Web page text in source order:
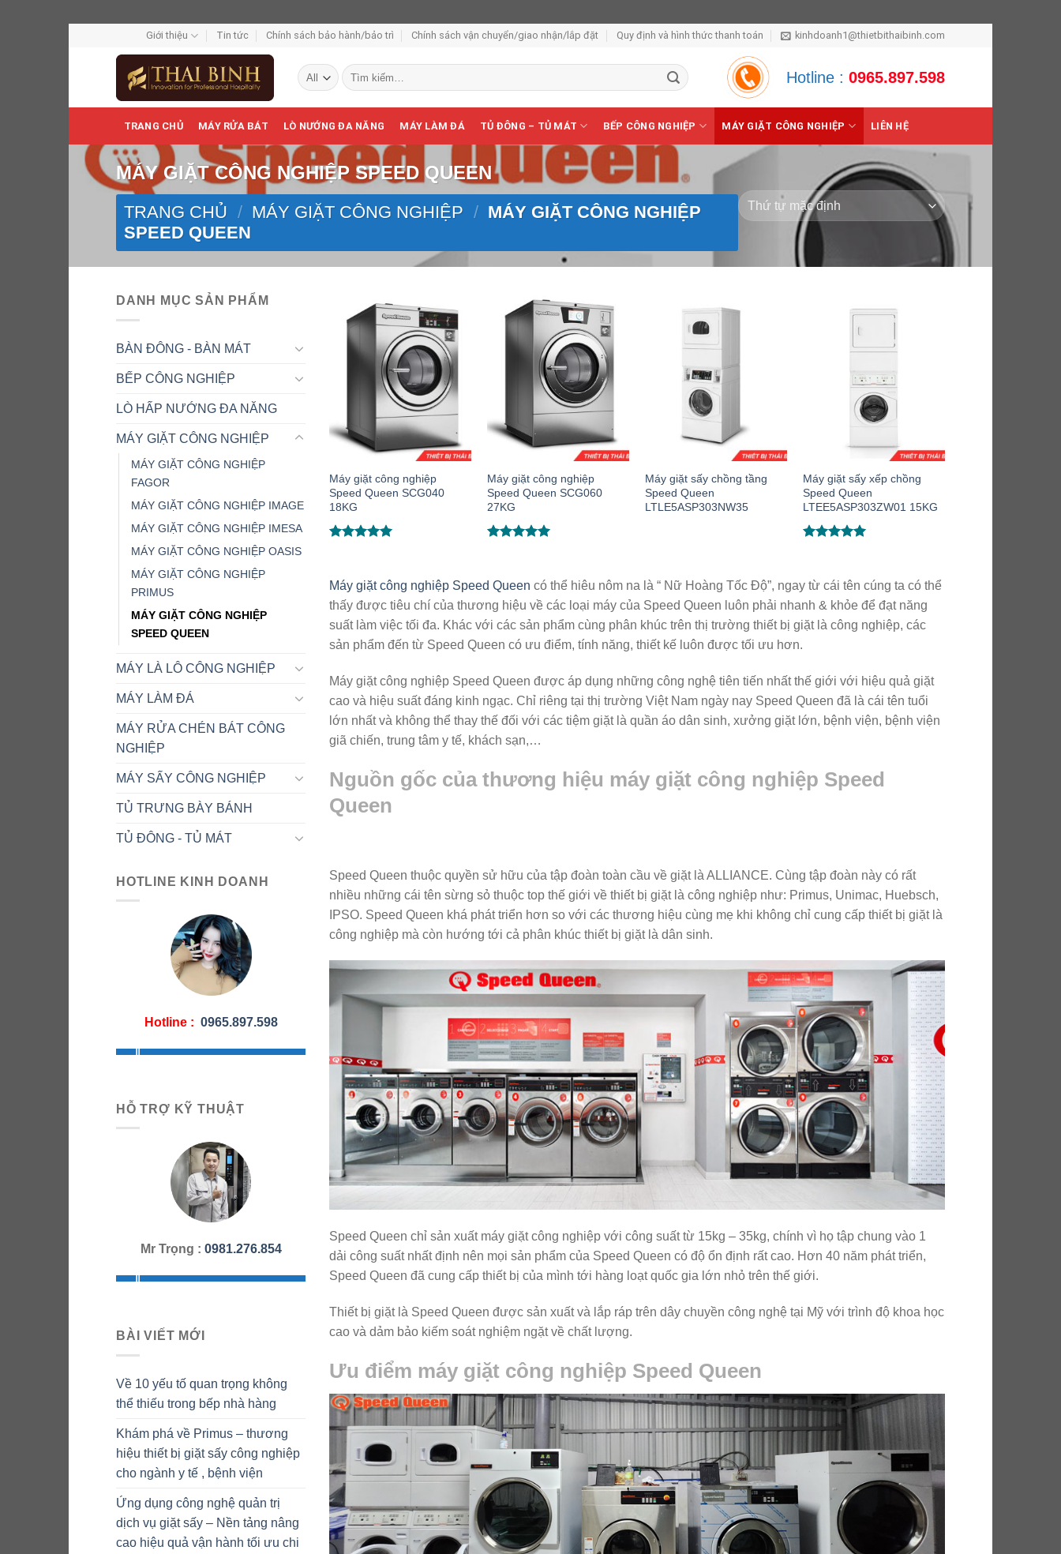
Giới thiệu Tin tức Chính sách bảo hành/bảo trì Chính sách vận chuyển/giao nhận/lắp đặt Quy định và hình thức thanh toán kinhdoanh1@thietbithaibinh.com
Tìm
kiếm:
Hotline : 0965.897.598
TRANG CHỦ MÁY RỬA BÁT LÒ NƯỚNG ĐA NĂNG MÁY LÀM ĐÁ TỦ ĐÔNG – TỦ MÁT BẾP CÔNG NGHIỆP MÁY GIẶT CÔNG NGHIỆP LIÊN HỆ
MÁY GIẶT CÔNG NGHIỆP SPEED QUEEN
TRANG CHỦ / MÁY GIẶT CÔNG NGHIỆP / MÁY GIẶT CÔNG NGHIỆP
SPEED QUEEN
DANH MỤC SẢN PHẨM
BÀN ĐÔNG - BÀN MÁT
BẾP CÔNG NGHIỆP
LÒ HẤP NƯỚNG ĐA NĂNG
MÁY GIẶT CÔNG NGHIỆP
MÁY GIẶT CÔNG NGHIỆP
FAGOR
MÁY GIẶT CÔNG NGHIỆP IMAGE
MÁY GIẶT CÔNG NGHIỆP IMESA
MÁY GIẶT CÔNG NGHIỆP OASIS
MÁY GIẶT CÔNG NGHIỆP
PRIMUS
MÁY GIẶT CÔNG NGHIỆP
SPEED QUEEN
MÁY LÀ LÔ CÔNG NGHIỆP
MÁY LÀM ĐÁ
MÁY RỬA CHÉN BÁT CÔNG
NGHIỆP
MÁY SẤY CÔNG NGHIỆP
TỦ TRƯNG BÀY BÁNH
TỦ ĐÔNG - TỦ MÁT
HOTLINE KINH DOANH
Hotline : 0965.897.598
HỖ TRỢ KỸ THUẬT
Mr Trọng : 0981.276.854
BÀI VIẾT MỚI
Về 10 yếu tố quan trọng không
thể thiếu trong bếp nhà hàng
Khám phá về Primus – thương
hiệu thiết bị giặt sấy công nghiệp
cho ngành y tế , bệnh viện
Ứng dụng công nghệ quản trị
dịch vụ giặt sấy – Nền tảng nâng
cao hiệu quả vận hành tối ưu chi
Máy giặt công nghiệp
Speed Queen SCG040
18KG
Máy giặt công nghiệp
Speed Queen SCG060
27KG
Máy giặt sấy chồng tầng
Speed Queen
LTLE5ASP303NW35
Máy giặt sấy xếp chồng
Speed Queen
LTEE5ASP303ZW01 15KG
Máy giặt công nghiệp Speed Queen có thể hiêu nôm na là “ Nữ Hoàng Tốc Độ”, ngay từ cái tên cúng ta có thể
thấy được tiêu chí của thương hiệu về các loại máy của Speed Queen luôn phải nhanh & khỏe để đạt năng
suất làm việc tối đa. Khác với các sản phẩm cùng phân khúc trên thị trường thiết bị giặt là công nghiệp, các
sản phẩm đến từ Speed Queen có ưu điểm, tính năng, thiết kế luôn được tối ưu hơn.
Máy giặt công nghiệp Speed Queen được áp dụng những công nghệ tiên tiến nhất thế giới với hiệu quả giặt
cao và hiệu suất đáng kinh ngạc. Chỉ riêng tại thị trường Việt Nam ngày nay Speed Queen đã là cái tên tuổi
lớn nhất và không thể thay thế đối với các tiệm giặt là quần áo dân sinh, xưởng giặt lớn, bệnh viện, bệnh viện
giã chiến, trung tâm y tế, khách sạn,…
Nguồn gốc của thương hiệu máy giặt công nghiệp Speed
Queen
Speed Queen thuộc quyền sử hữu của tập đoàn toàn cầu về giặt là ALLIANCE. Cùng tập đoàn này có rất
nhiều những cái tên sừng sỏ thuộc top thế giới về thiết bị giặt là công nghiệp như: Primus, Unimac, Huebsch,
IPSO. Speed Queen khá phát triển hơn so với các thương hiệu cùng mẹ khi không chỉ cung cấp thiết bị giặt là
công nghiệp mà còn hướng tới cả phân khúc thiết bị giặt là dân sinh.
Speed Queen chỉ sản xuất máy giặt công nghiệp với công suất từ 15kg – 35kg, chính vì họ tập chung vào 1
dải công suất nhất định nên mọi sản phẩm của Speed Queen có độ ổn định rất cao. Hơn 40 năm phát triển,
Speed Queen đã cung cấp thiết bị của mình tới hàng loạt quốc gia lớn nhỏ trên thế giới.
Thiết bị giặt là Speed Queen được sản xuất và lắp ráp trên dây chuyền công nghệ tại Mỹ với trình độ khoa học
cao và dảm bảo kiếm soát nghiệm ngặt về chất lượng.
Ưu điểm máy giặt công nghiệp Speed Queen